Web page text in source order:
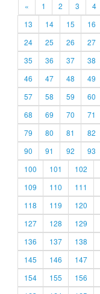
« 1 2 3 4
13
14 15 16
24
25 26 27
35
36 37 38
46
47 48 49
57
58 59 60
68
69 70 71
79
80 81 82
90
91 92 93
100
101 102
109
110 111
118
119 120
127
128 129
136
137 138
145
146 147
154
155 156